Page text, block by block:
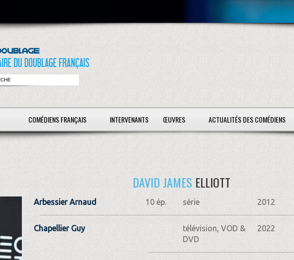
COMÉDIENS FRANÇAIS INTERVENANTS ŒUVRES ACTUALITÉS DES COMÉDIENS
DAVID JAMESELLIOTT
Arbessier Arnaud 10 ép. série 2012
Chapellier Guy
télévision, VOD &
DVD
2022